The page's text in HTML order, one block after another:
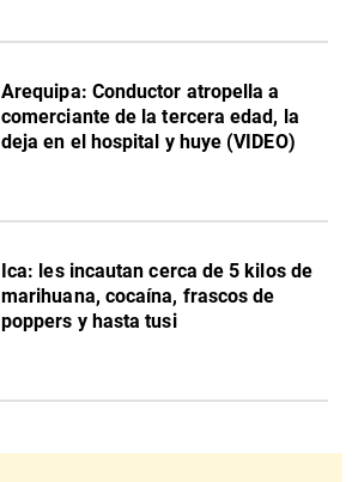
Arequipa: Conductor atropella a
comerciante de la tercera edad, la
deja en el hospital y huye (VIDEO)
Ica: les incautan cerca de 5 kilos de
marihuana, cocaína, frascos de
poppers y hasta tusi